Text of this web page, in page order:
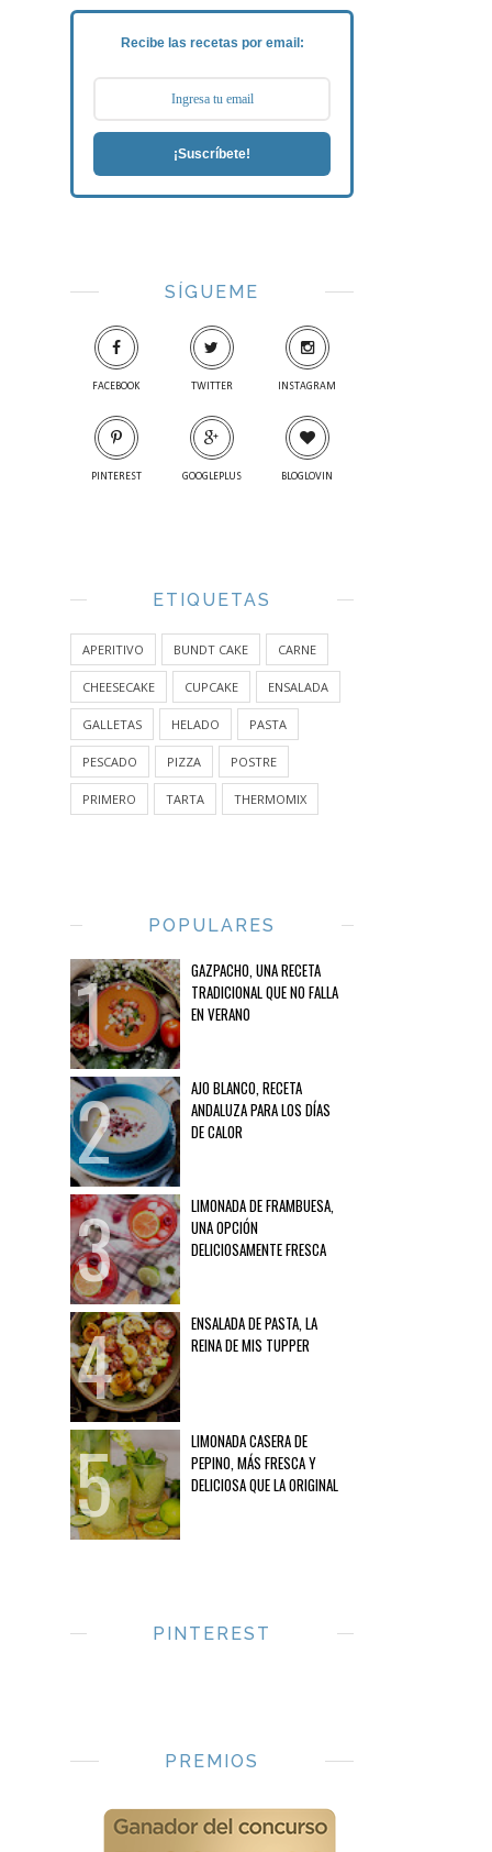
Recibe las recetas por email:
¡Suscríbete!
SÍGUEME
FACEBOOK TWITTER INSTAGRAM
PINTEREST GOOGLEPLUS BLOGLOVIN
ETIQUETAS
APERITIVO BUNDT CAKE CARNE
CHEESECAKE CUPCAKE ENSALADA
GALLETAS HELADO PASTA
PESCADO PIZZA POSTRE
PRIMERO TARTA THERMOMIX
POPULARES
GAZPACHO, UNA RECETA
TRADICIONAL QUE NO FALLA
EN VERANO
AJO BLANCO, RECETA
ANDALUZA PARA LOS DÍAS
DE CALOR
LIMONADA DE FRAMBUESA,
UNA OPCIÓN
DELICIOSAMENTE FRESCA
ENSALADA DE PASTA, LA
REINA DE MIS TUPPER
LIMONADA CASERA DE
PEPINO, MÁS FRESCA Y
DELICIOSA QUE LA ORIGINAL
PINTEREST
PREMIOS